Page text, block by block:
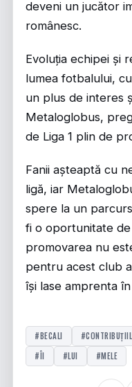
deveni un jucător
românesc.
Evoluția echipei și
lumea fotbalului,
un plus de interes
Metaloglobus,
de Liga 1 plin de
Fanii așteaptă cu
ligă, iar
spere la un
fi o oportunitate
promovarea nu
pentru acest club
își lase amprenta
#BECALI
#ÎI
#LUI #MELE